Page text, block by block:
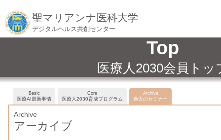
聖マリアンナ医科大学
デジタルヘルス共創センター
Top
医療人2030会員トッ
Basic
医療AI最新事情
Core
医療人2030育成プログラム
Archive
過去のセミナー
Archive
アーカイブ